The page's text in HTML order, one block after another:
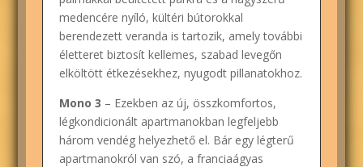
medencére nyíló, kültéri bútorokkal
berendezett veranda is tartozik, amely további
életteret biztosít kellemes, szabad levegőn
elköltött étkezésekhez, nyugodt pillanatokhoz.
Mono 3 – Ezekben az új, összkomfortos,
légkondicionált apartmanokban legfeljebb
három vendég helyezhető el. Bár egy légterű
apartmanokról van szó, a franciaágyas